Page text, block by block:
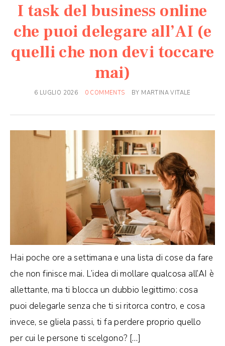
I task del business online
che puoi delegare all’AI (e
quelli che non devi toccare
mai)
6 LUGLIO 2026 0 COMMENTS BY MARTINA VITALE
Hai poche ore a settimana e una lista di cose da fare
che non finisce mai. L’idea di mollare qualcosa all’AI è
allettante, ma ti blocca un dubbio legittimo: cosa
puoi delegarle senza che ti si ritorca contro, e cosa
invece, se gliela passi, ti fa perdere proprio quello
per cui le persone ti scelgono? […]